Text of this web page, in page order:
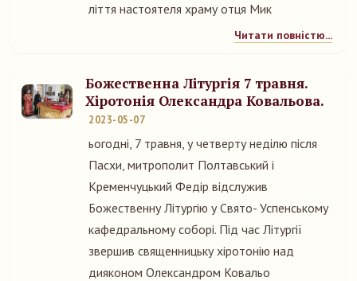
ліття настоятеля храму отця Мик
Читати повністю...
Божественна Літургія 7 травня.
Хіротонія Олександра Ковальова.
2023-05-07
ьогодні, 7 травня, у четверту неділю після
Пасхи, митрополит Полтавський і
Кременчуцький Федір відслужив
Божественну Літургію у Свято- Успенському
кафедральному соборі. Під час Літургії
звершив священницьку хіротонію над
дияконом Олександром Ковальо